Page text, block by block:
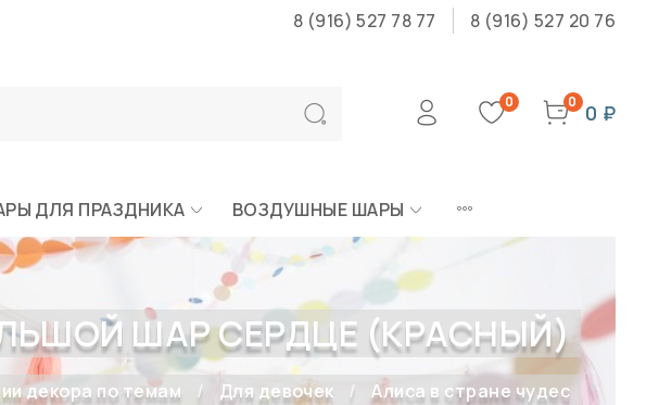
8 (916) 527 78 77 8 (916) 527 20 76
0 0 0 ₽
ДЛЯ ПРАЗДНИКА ВОЗДУШНЫЕ ШАРЫ
ШАР СЕРДЦЕ (КРАСНЫЙ)
декора по темам Для девочек Алиса в стране чудес